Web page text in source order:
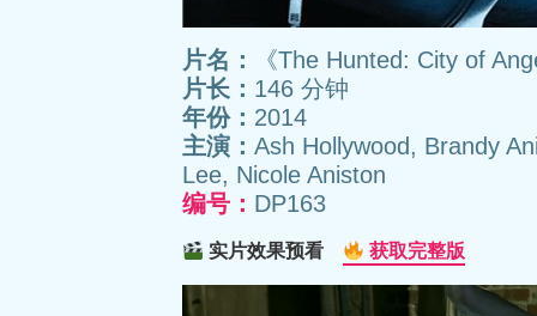
片名：
《The Hunted: City of
片长： 146 分钟
年份： 2014
主演： Ash Hollywood, Brandy
Lee, Nicole Aniston
编号： DP163
实片效果预看 获取完整版